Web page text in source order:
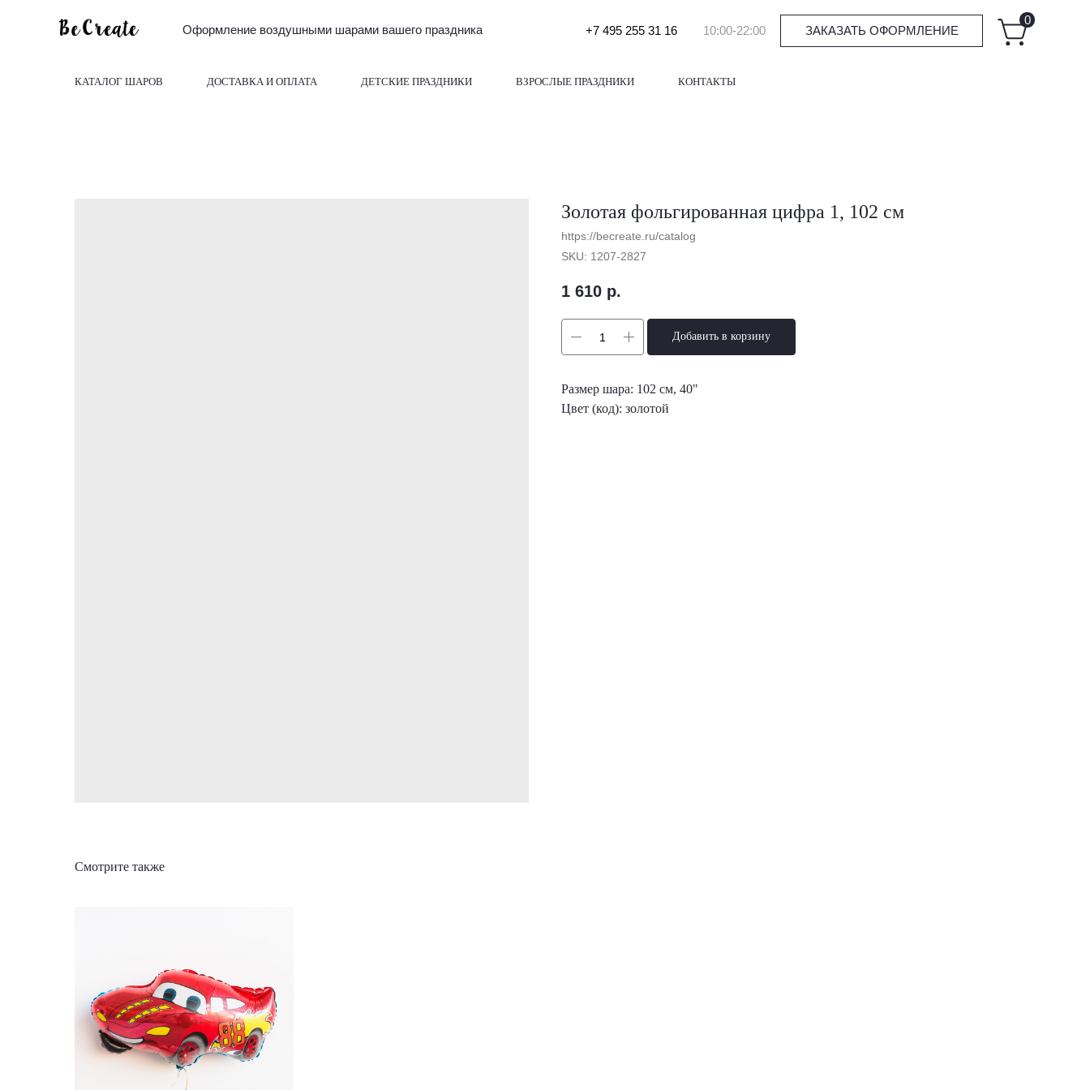
Оформление воздушными шарами вашего праздника +7 495 255 31 16 10:00-22:00 ЗАКАЗАТЬ ОФОРМЛЕНИЕ
0
КАТАЛОГ ШАРОВ ДОСТАВКА И ОПЛАТА ДЕТСКИЕ ПРАЗДНИКИ ВЗРОСЛЫЕ ПРАЗДНИКИ КОНТАКТЫ
Золотая фольгированная цифра 1, 102 см
https://becreate.ru/catalog
SKU: 1207-2827
1 610 р.
Добавить в корзину
Размер шара: 102 см, 40"
Цвет (код): золотой
Смотрите также